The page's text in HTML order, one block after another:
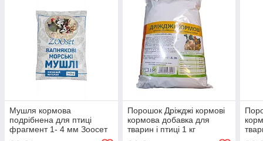
Мушля кормова
подрібнена для птиці
фрагмент 1- 4 мм Зоосет
Порошок Дріжджі кормові
кормова добавка для
тварин і птиці 1 кг